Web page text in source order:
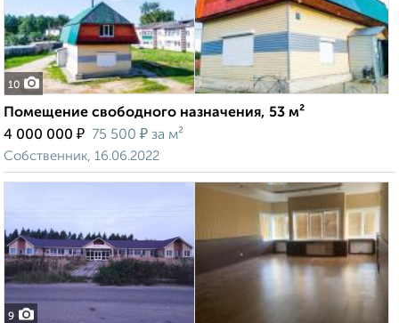
10
Помещение свободного назначения, 53 м²
4 000 000 ₽ 75 500 ₽ за м²
Собственник, 16.06.2022
9